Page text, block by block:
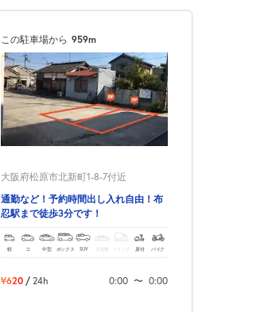
この駐車場から 959m
大阪府松原市北新町1-8-7付近
通勤など！予約時間出し入れ自由！布
忍駅まで徒歩3分です！
軽 コ 中型 ボックス SUV 大型車 トラック 原付 バイク
¥620 / 24h 0:00 〜 0:00